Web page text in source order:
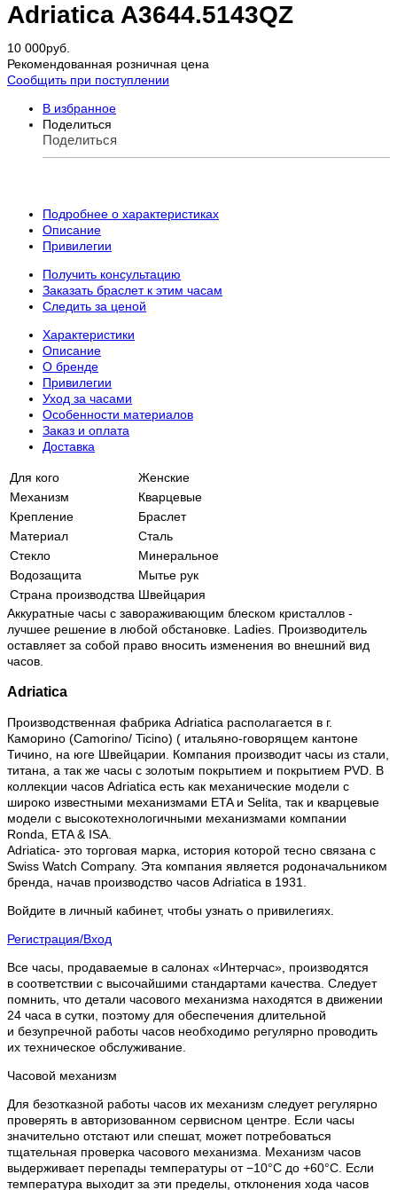
Adriatica A3644.5143QZ
10 000руб.
Рекомендованная розничная цена
Сообщить при поступлении
В избранное
Поделиться
Поделиться
Подробнее о характеристиках
Описание
Привилегии
Получить консультацию
Заказать браслет к этим часам
Следить за ценой
Характеристики
Описание
О бренде
Привилегии
Уход за часами
Особенности материалов
Заказ и оплата
Доставка
Для кого
Женские
Механизм
Кварцевые
Крепление
Браслет
Материал
Сталь
Стекло
Минеральное
Водозащита
Мытье рук
Страна производства Швейцария
Аккуратные часы с завораживающим блеском кристаллов -
лучшее решение в любой обстановке. Ladies. Производитель
оставляет за собой право вносить изменения во внешний вид
часов.
Adriatica
Производственная фабрика Adriatica располагается в г.
Каморино (Camorino/ Ticino) ( итальяно-говорящем кантоне
Тичино, на юге Швейцарии. Компания производит часы из стали,
титана, а так же часы с золотым покрытием и покрытием PVD. В
коллекции часов Adriatica есть как механические модели с
широко известными механизмами ETA и Selita, так и кварцевые
модели с высокотехнологичными механизмами компании
Ronda, ETA & ISA.
Adriatica- это торговая марка, история которой тесно связана с
Swiss Watch Company. Эта компания является родоначальником
бренда, начав производство часов Adriatica в 1931.
Войдите в личный кабинет, чтобы узнать о привилегиях.
Регистрация/Вход
Все часы, продаваемые в салонах «Интерчас», производятся
в соответствии с высочайшими стандартами качества. Следует
помнить, что детали часового механизма находятся в движении
24 часа в сутки, поэтому для обеспечения длительной
и безупречной работы часов необходимо регулярно проводить
их техническое обслуживание.
Часовой механизм
Для безотказной работы часов их механизм следует регулярно
проверять в авторизованном сервисном центре. Если часы
значительно отстают или спешат, может потребоваться
тщательная проверка часового механизма. Механизм часов
выдерживает перепады температуры от −10°C до +60°C. Если
температура выходит за эти пределы, отклонения хода часов